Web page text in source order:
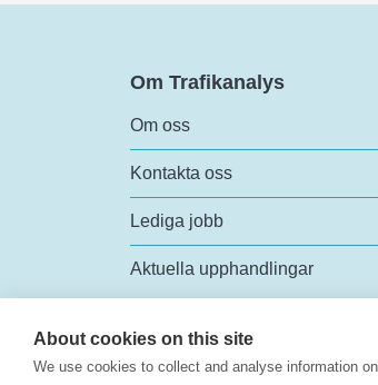
About cookies on this site
We use cookies to collect and analyse information
Om Trafikanalys
Om oss
Kontakta oss
Lediga jobb
Aktuella upphandlingar